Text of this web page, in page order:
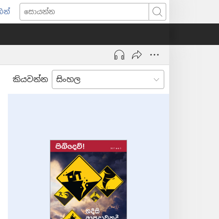
සොයන්න
කියවන්න